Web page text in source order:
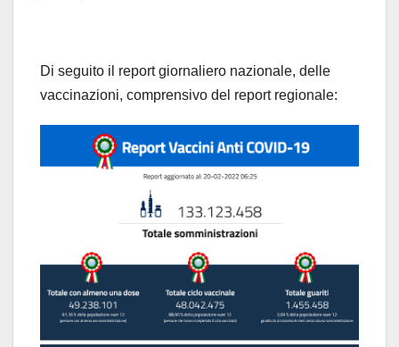
Di seguito il report giornaliero nazionale, delle
vaccinazioni, comprensivo del report regionale: